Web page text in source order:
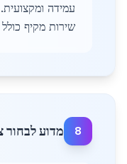
עמידה
שירות מקיף
8 מדוע לבחור